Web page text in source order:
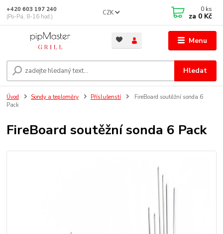
Menu
CZK
Hledat
+420 603 197 240
(Po-Pá, 8-16 hod.)
0 ks
za 0 Kč
Úvod Sondy a teploměry Příslušenstí
FireBoard soutěžní sonda 6
Pack
FireBoard soutěžní sonda 6 Pack